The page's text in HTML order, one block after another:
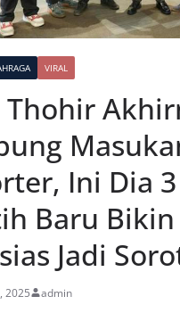
VIRAL
Thohir
Ini Dia
Baru
Jadi
2025 admin